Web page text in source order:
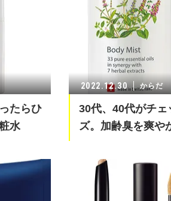
たらひ
水
2022.12.30 からだ
30代、40代がチェ
ズ。加齢臭を爽や